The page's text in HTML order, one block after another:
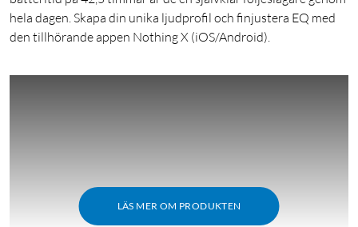
hela dagen. Skapa din unika ljudprofil och finjustera EQ med
den tillhörande appen Nothing X (iOS/Android).
LÄS MER OM PRODUKTEN